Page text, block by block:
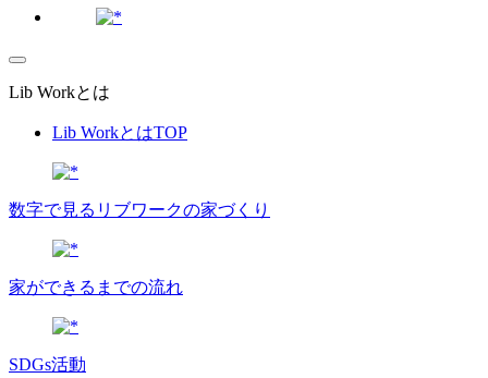
Lib Workとは
Lib WorkとはTOP
数字で⾒るリブワークの家づくり
家ができるまでの流れ
SDGs活動